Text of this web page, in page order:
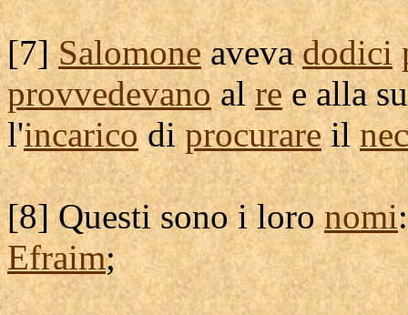
[7]Salomoneavevadodici
provvedevanoalree alla
l'incaricodiprocurareil
[8] Questi sono i loronomi
Efraim;